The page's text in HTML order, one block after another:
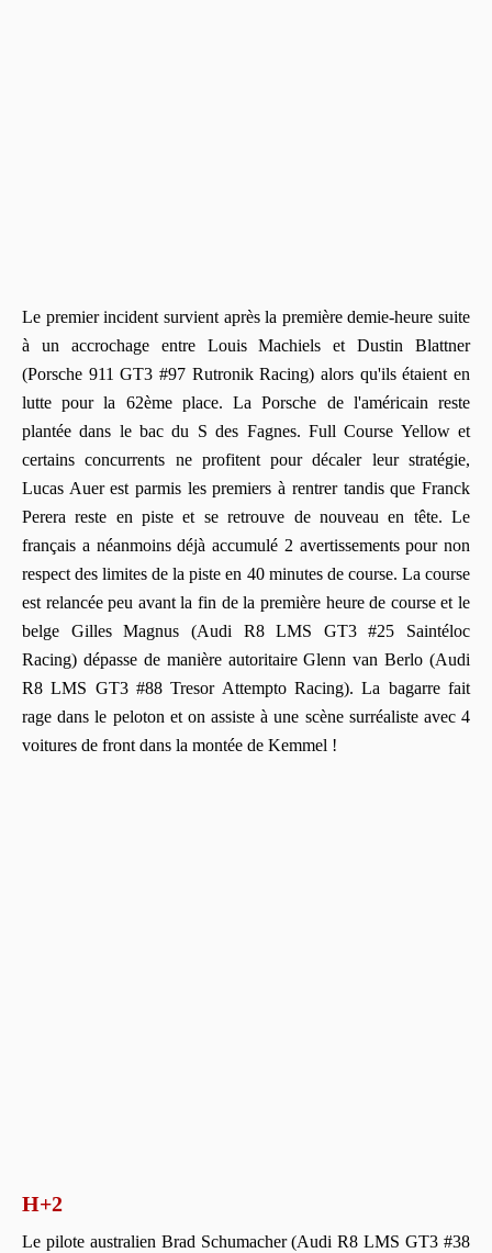
Le premier incident survient après la première demie-heure suite
à un accrochage entre Louis Machiels et Dustin Blattner
(Porsche 911 GT3 #97 Rutronik Racing) alors qu'ils étaient en
lutte pour la 62ème place. La Porsche de l'américain reste
plantée dans le bac du S des Fagnes. Full Course Yellow et
certains concurrents ne profitent pour décaler leur stratégie,
Lucas Auer est parmis les premiers à rentrer tandis que Franck
Perera reste en piste et se retrouve de nouveau en tête. Le
français a néanmoins déjà accumulé 2 avertissements pour non
respect des limites de la piste en 40 minutes de course. La course
est relancée peu avant la fin de la première heure de course et le
belge Gilles Magnus (Audi R8 LMS GT3 #25 Saintéloc
Racing) dépasse de manière autoritaire Glenn van Berlo (Audi
R8 LMS GT3 #88 Tresor Attempto Racing). La bagarre fait
rage dans le peloton et on assiste à une scène surréaliste avec 4
voitures de front dans la montée de Kemmel !
H+2
Le pilote australien Brad Schumacher (Audi R8 LMS GT3 #38